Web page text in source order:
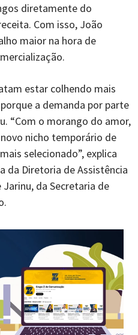
diretamente do
Com isso, João
maior na hora de
estar colhendo mais
a demanda por parte
“Com o morango do amor,
nicho temporário de
selecionado”, explica
da Diretoria de Assistência
da Secretaria de